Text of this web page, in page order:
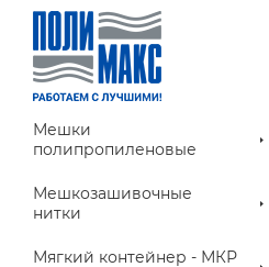
Мешки
полипропиленовые
Мешкозашивочные
нитки
Мягкий контейнер - МКР